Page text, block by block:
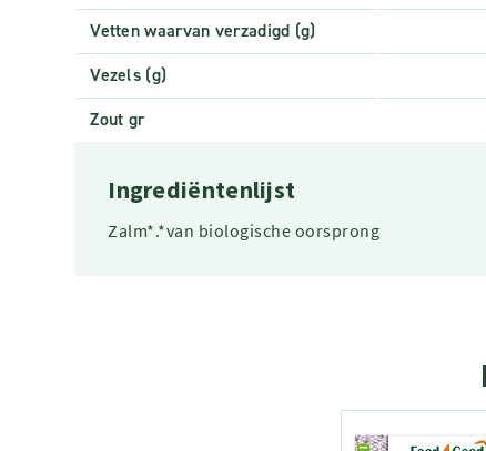
Vetten waarvan verzadigd (g)
Vezels (g)
Zout gr
Ingrediëntenlijst
Zalm*.*van biologische oorsprong